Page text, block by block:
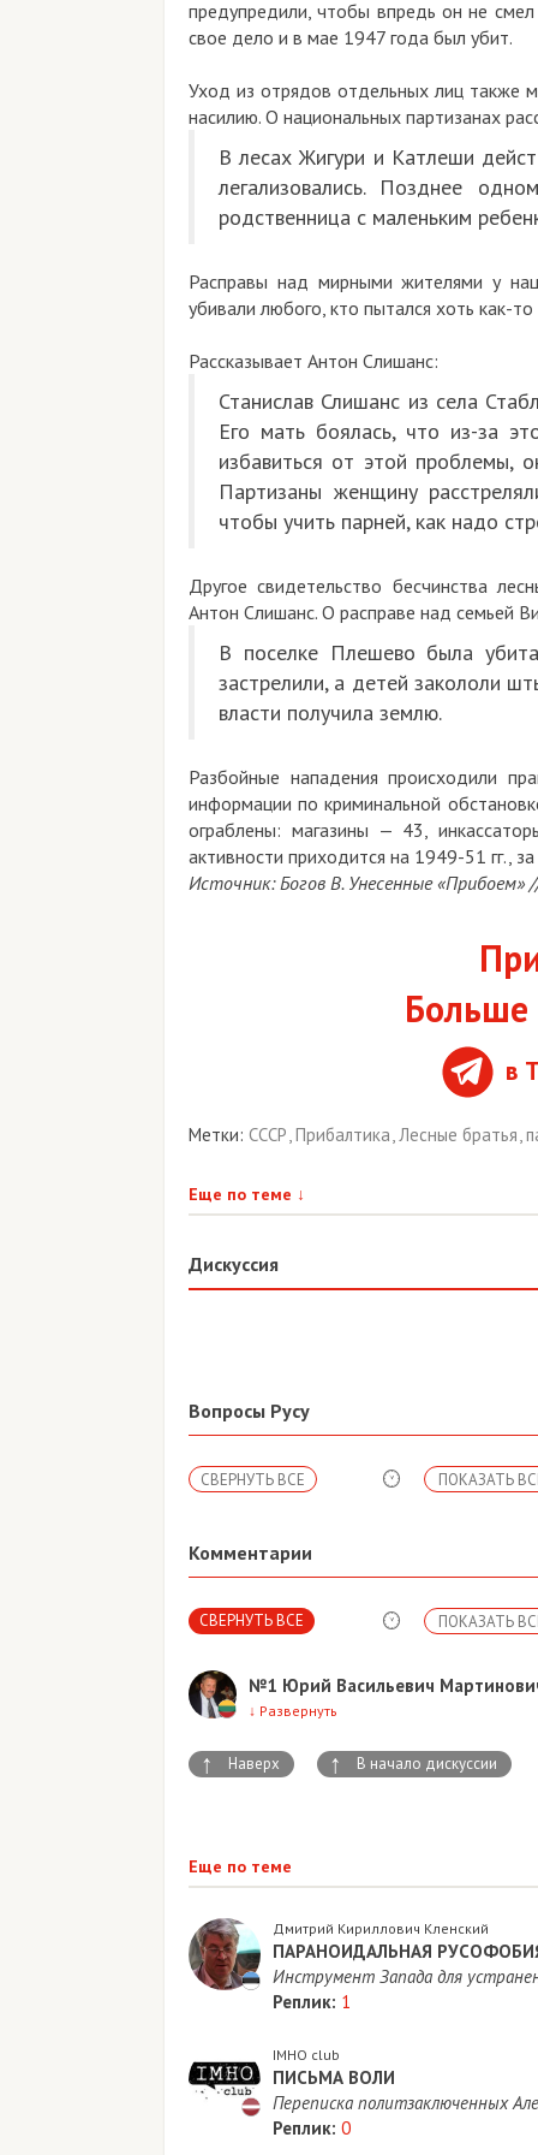
предупредили, чтобы впредь он не
свое дело и в мае 1947 года был убит.
Уход из отрядов отдельных лиц также
насилию. О национальных партизанах
В лесах Жигури и Катлеши
легализовались. Позднее
родственница с маленьким
Расправы над мирными жителями у
убивали любого, кто пытался хоть как-
Рассказывает Антон Слишанс:
Станислав Слишанс из села
Его мать боялась, что из-за
избавиться от этой проблемы,
Партизаны женщину
чтобы учить парней, как надо
Другое свидетельство бесчинства
Антон Слишанс. О расправе над семьей
В поселке Плешево была
застрелили, а детей закололи
власти получила землю.
Разбойные нападения происходили
информации по криминальной
ограблены: магазины — 43,
активности приходится на 1949-51 гг.,
Источник: Богов В. Унесенные «Прибоем»
Больше
в
Метки: СССР Прибалтика Лесные братья
Еще по теме ↓
Дискуссия
Вопросы Русу
СВЕРНУТЬ ВСЕ ПОКАЗАТЬ
Комментарии
СВЕРНУТЬ ВСЕ ПОКАЗАТЬ
№1 Юрий Васильевич
↓ Развернуть
↑ Наверх ↑ В начало дискуссии
Еще по теме
Дмитрий Кириллович Кленский
ПАРАНОИДАЛЬНАЯ
Инструмент Запада для
Реплик: 1
IMHO club
​ПИСЬМА ВОЛИ
Переписка политзаключенных
Реплик: 0